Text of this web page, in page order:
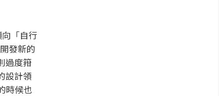
「自行
發新的
過度箝
設計領
時候也